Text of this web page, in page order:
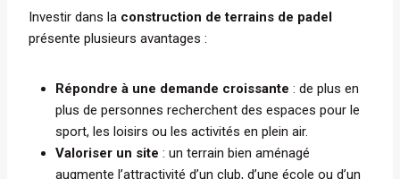
Investir dans la construction de terrains de padel
présente plusieurs avantages :
Répondre à une demande croissante : de plus en
plus de personnes recherchent des espaces pour le
sport, les loisirs ou les activités en plein air.
Valoriser un site : un terrain bien aménagé
augmente l’attractivité d’un club, d’une école ou d’un